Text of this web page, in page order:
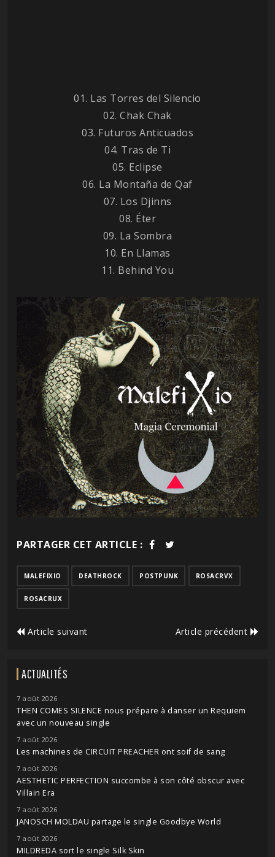
01. Las Torres del Silencio
02. Chak Chak
03. Futuros Anticuados
04. Tras de Ti
05. Eclipse
06. La Montaña de Qaf
07. Los Djinns
08. Éter
09. La Sombra
10. En Llamas
11. Behind You
PARTAGER CET ARTICLE :
MALEFIXIO DEATHROCK POSTPUNK ROSACRVX
ROSACRUX
Article suivant Article précédent
ACTUALITÉS
7 août 2026
THEN COMES SILENCE nous prépare à danser un Requiem
avec un nouveau single
7 août 2026
Les machines de CIRCUIT PREACHER ont soif de sang
7 août 2026
AESTHETIC PERFECTION succombe à son côté obscur avec
Villain Era
7 août 2026
JANOSCH MOLDAU partage le single Goodbye World
7 août 2026
MILDREDA sort le single Silk Skin